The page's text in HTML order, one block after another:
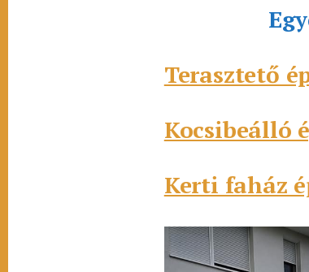
Terasztető
Kocsibeálló
Kerti faház